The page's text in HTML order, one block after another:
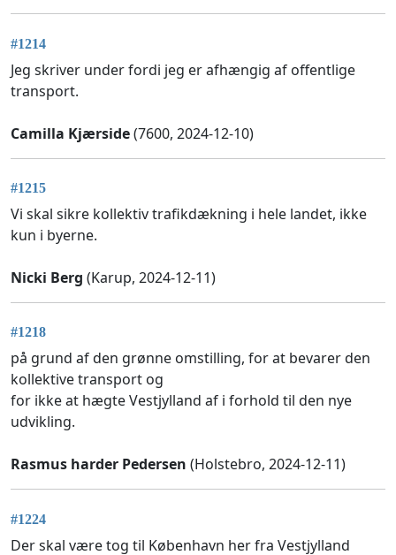
#1214
Jeg skriver under fordi jeg er afhængig af offentlige
transport.
Camilla Kjærside(7600, 2024-12-10)
#1215
Vi skal sikre kollektiv trafikdækning i hele landet, ikke
kun i byerne.
Nicki Berg (Karup, 2024-12-11)
#1218
på grund af den grønne omstilling, for at bevarer den
kollektive transport og
for ikke at hægte Vestjylland af i forhold til den nye
udvikling.
Rasmus harder Pedersen (Holstebro, 2024-12-11)
#1224
Der skal være tog til København her fra Vestjylland